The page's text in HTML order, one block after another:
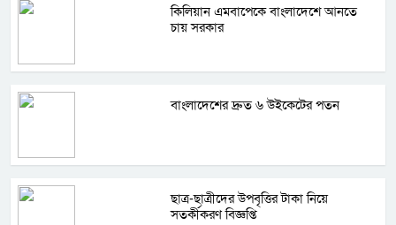
কিলিয়ান এমবাপেকে বাংলাদেশে আনতে
চায় সরকার
বাংলাদেশের দ্রুত ৬ উইকেটের পতন
ছাত্র-ছাত্রীদের উপবৃত্তির টাকা নিয়ে
সতর্কীকরণ বিজ্ঞপ্তি